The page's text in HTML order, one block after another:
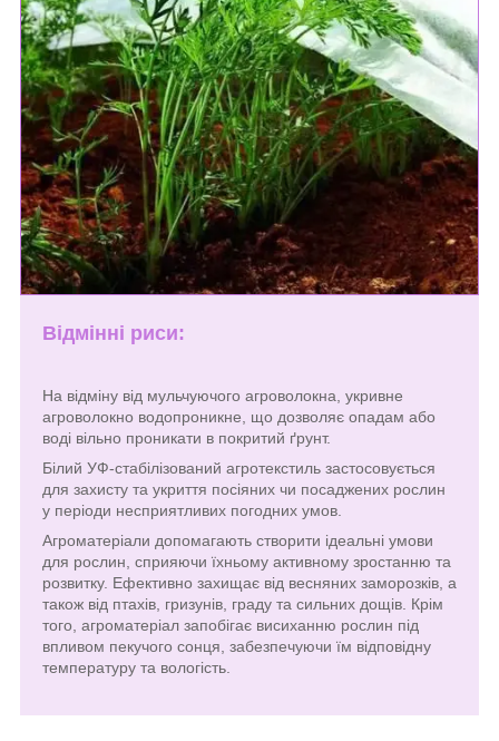
Відмінні риси:
На відміну від мульчуючого агроволокна, укривне
агроволокно водопроникне, що дозволяє опадам або
воді вільно проникати в покритий ґрунт.
Білий УФ-стабілізований агротекстиль застосовується
для захисту та укриття посіяних чи посаджених рослин
у періоди несприятливих погодних умов.
Агроматеріали допомагають створити ідеальні умови
для рослин, сприяючи їхньому активному зростанню та
розвитку. Ефективно захищає від весняних заморозків, а
також від птахів, гризунів, граду та сильних дощів. Крім
того, агроматеріал запобігає висиханню рослин під
впливом пекучого сонця, забезпечуючи їм відповідну
температуру та вологість.